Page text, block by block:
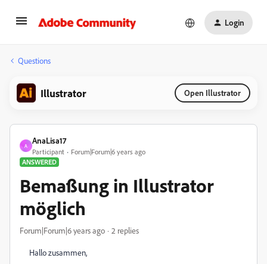
Login
Questions
Illustrator Open Illustrator
A
AnaLisa17
Participant
Forum|Forum|6 years ago
ANSWERED
Bemaßung in Illustrator
möglich
Forum|Forum|6 years ago 2 replies
Hallo zusammen,